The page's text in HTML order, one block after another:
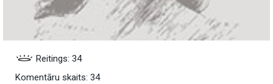
Reitings: 34
Komentāru skaits: 34